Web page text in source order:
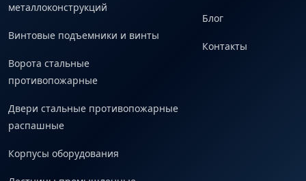
металлоконструкций
Винтовые подъемники и винты
Ворота стальные
противопожарные
Двери стальные противопожарные
распашные
Корпусы оборудования
Блог
Контакты